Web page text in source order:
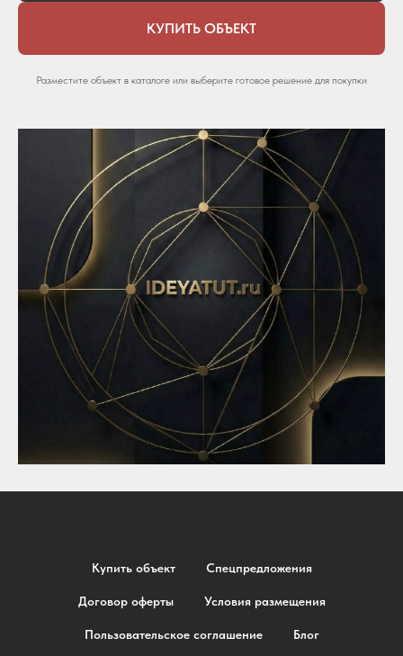
КУПИТЬ ОБЪЕКТ
Разместите объект в каталоге или выберите готовое решение для покупки
Купить объект Спецпредложения
Договор оферты Условия размещения
Пользовательское соглашение Блог